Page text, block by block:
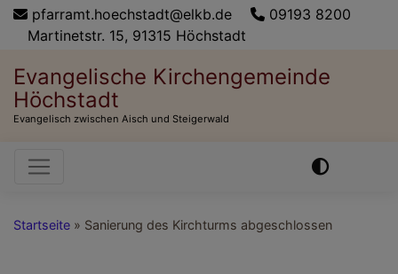
Direktpfarramt.hoechstadt@elkb.de
09193 8200
Martinetstr. 15, 91315 Höchstadt
Evangelische Kirchengemeinde
Höchstadt
Evangelisch zwischen Aisch und Steigerwald
Hauptnavigation
Startseite Sanierung des Kirchturms abgeschlossen